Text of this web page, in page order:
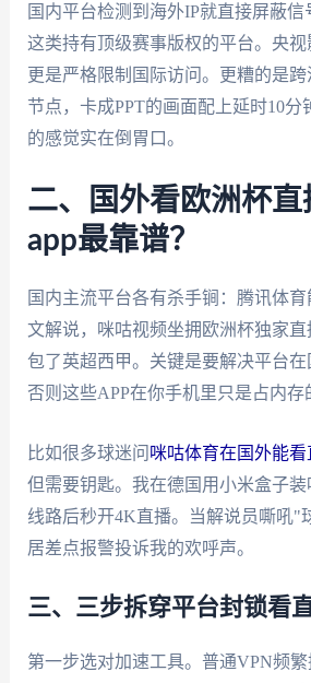
国内平台检测到海外IP就直接屏蔽
这类持有顶级赛事版权的平台。央视
更是严格限制国际访问。更糟的是
节点，卡成PPT的画面配上延时10分
的感觉实在倒胃口。
二、国外看欧洲杯直
app最靠谱？
国内主流平台各有杀手锏：腾讯体
文解说，咪咕视频坐拥欧洲杯独家
包了英超西甲。关键是要解决平台在
否则这些APP在你手机里只是占内存
比如很多球迷问 咪咕体育在国外能看
但需要钥匙。我在德国用小米盒子装
线路后秒开4K直播。当解说员嘶吼"
居差点报警投诉我的欢呼声。
三、三步拆穿平台封锁看
第一步选对加速工具。普通VPN频繁